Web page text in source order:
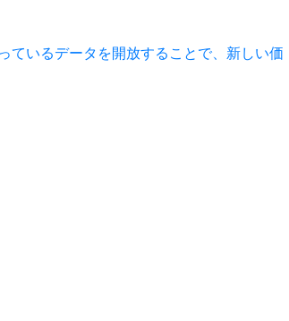
ているデータを開放することで、新しい価